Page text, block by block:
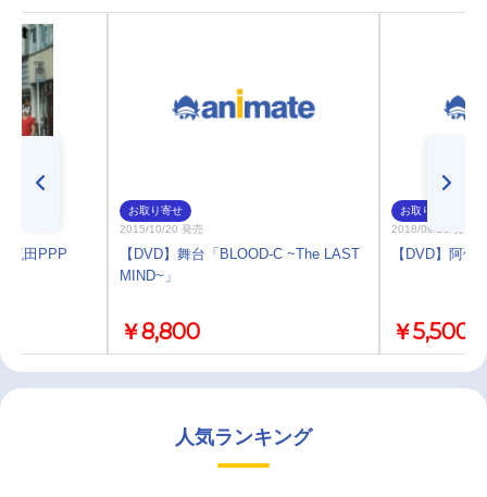
流田PPP
お取り寄せ
2015/10/20 発売
【DVD】舞台「BLOOD-C ~The LAST
MIND~」
￥8,800
お取り寄せ
2018/09/28 発売
【DVD】阿
￥5,500
人気ランキング